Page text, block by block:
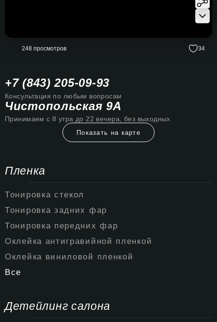
248 просмотров 34
+7 (843) 205-09-93
Консультация по любым вопросам
Чистопольская 9А
Принимаем с 8 утра до 22 вечера, без выходных
Показать на карте
Пленка
Тонировка стекол
Тонировка задних фар
Тонировка передних фар
Оклейка антигравийной пленкой
Оклейка виниловой пленкой
Все
Детейлинг салона